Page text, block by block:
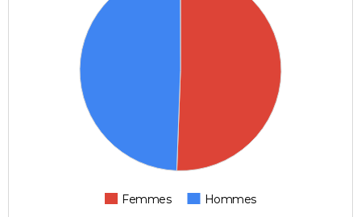
Femmes Hommes